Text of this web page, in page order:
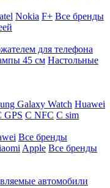
Nokia F+ Все бренды
для телефона
45 см Настольные
Galaxy Watch Huawei
GPS C NFC C sim
Все бренды
Apple Все бренды
автомобили